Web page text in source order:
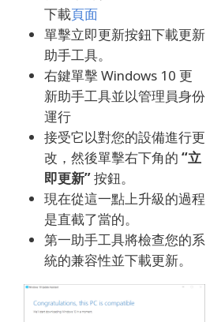
下載頁面
單擊立即更新按鈕下載更新
助手工具。
右鍵單擊 Windows 10 更
新助手工具並以管理員身份
運行
接受它以對您的設備進行更
改，然後單擊右下角的 “立
即更新”按鈕。
現在從這一點上升級的過程
是直截了當的。
第一助手工具將檢查您的系
統的兼容性並下載更新。